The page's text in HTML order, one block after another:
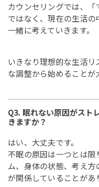
カウンセリングでは、
ではなく、現在の生活
一緒に考えていきます。
いきなり理想的な生活
な調整から始めることが
Q3. 眠れない原因がスト
きますか？
はい、大丈夫です。
不眠の原因は一つとは
ム、身体の状態、考え
が関係していることがあ